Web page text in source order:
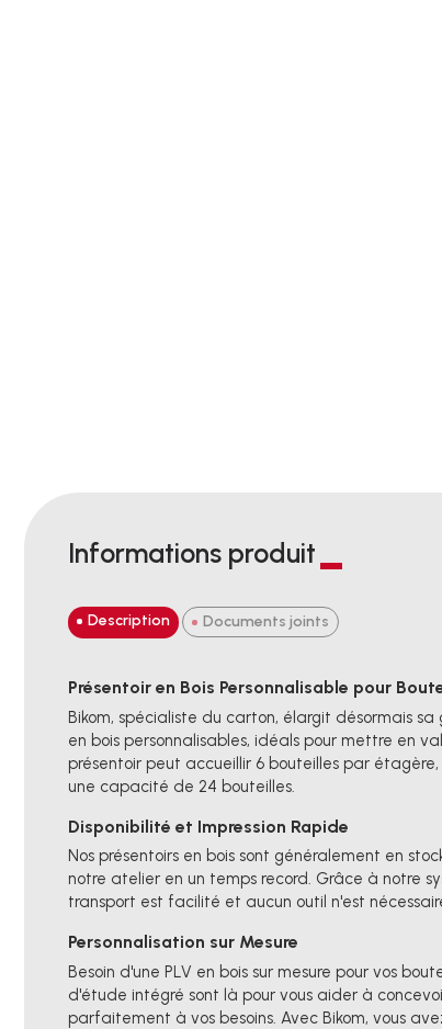
Informations produit
Description Documents joints
Présentoir en Bois Personnalisable pour
Bikom, spécialiste du carton, élargit désormais
en bois personnalisables, idéals pour mettre en
présentoir peut accueillir 6 bouteilles par
une capacité de 24 bouteilles.
Disponibilité et Impression Rapide
Nos présentoirs en bois sont généralement en
notre atelier en un temps record. Grâce à notre
transport est facilité et aucun outil n'est
Personnalisation sur Mesure
Besoin d'une PLV en bois sur mesure pour vos
d'étude intégré sont là pour vous aider à
parfaitement à vos besoins. Avec Bikom, vous